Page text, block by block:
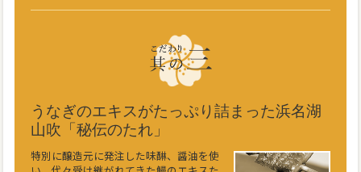
うなぎのエキスがたっぷり詰まった浜名湖
山吹「秘伝のたれ」
特別に醸造元に発注した味醂、醤油を使